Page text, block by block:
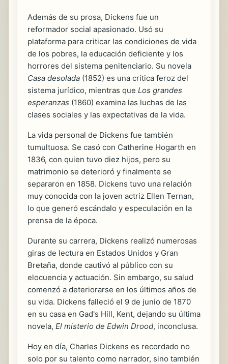
Además de su prosa, Dickens fue un
reformador social apasionado. Usó su
plataforma para criticar las condiciones de vida
de los pobres, la educación deficiente y los
horrores del sistema penitenciario. Su novela
Casa desolada (1852) es una crítica feroz del
sistema jurídico, mientras que Los grandes
esperanzas (1860) examina las luchas de las
clases sociales y las expectativas de la vida.
La vida personal de Dickens fue también
tumultuosa. Se casó con Catherine Hogarth en
1836, con quien tuvo diez hijos, pero su
matrimonio se deterioró y finalmente se
separaron en 1858. Dickens tuvo una relación
muy conocida con la joven actriz Ellen Ternan,
lo que generó escándalo y especulación en la
prensa de la época.
Durante su carrera, Dickens realizó numerosas
giras de lectura en Estados Unidos y Gran
Bretaña, donde cautivó al público con su
elocuencia y actuación. Sin embargo, su salud
comenzó a deteriorarse en los últimos años de
su vida. Dickens falleció el 9 de junio de 1870
en su casa en Gad's Hill, Kent, dejando su última
novela, El misterio de Edwin Drood, inconclusa.
Hoy en día, Charles Dickens es recordado no
solo por su talento como narrador, sino también